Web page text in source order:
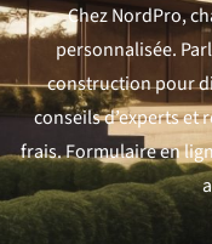
Chez NordPro,
personnalisée.
construction pour
conseils d’experts et
frais. Formulaire en